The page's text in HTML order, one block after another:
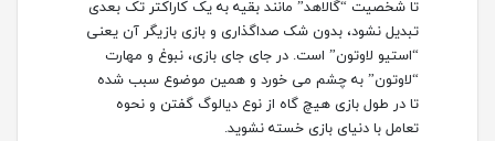
تا شخصیت “گالاهد” مانند بقیه به یک کاراکتر تک بعدی
تبدیل نشود، بدون شک صداگذاری و بازی بازیگر آن یعنی
“استیو لاوتون” است. در جای جای بازی، نبوغ و مهارت
“لاوتون” به چشم می خورد و همین موضوع سبب شده
تا در طول بازی هیچ گاه از نوع دیالوگ گفتن و نحوه
تعامل با دنیای بازی خسته نشوید.